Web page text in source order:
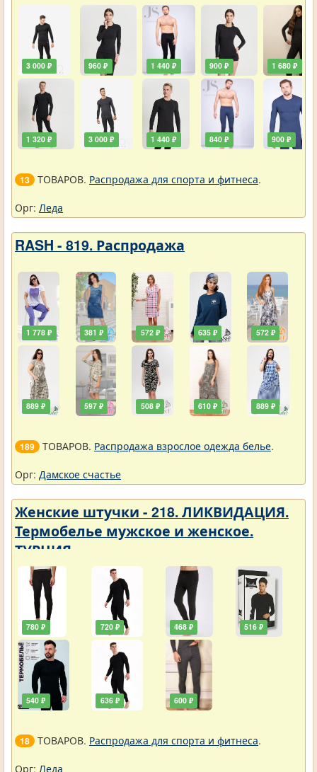
3 000 ₽
1 320 ₽
960 ₽
3 000 ₽
1 440 ₽
1 440 ₽
900 ₽
840 ₽
1 680 ₽
900 ₽
13 ТОВАРОВ. Распродажа для спорта и фитнеса.
Орг: Леда
RASH - 819. Распродажа
1 778 ₽
889 ₽
381 ₽
597 ₽
572 ₽
508 ₽
635 ₽
610 ₽
572 ₽
889 ₽
189 ТОВАРОВ. Распродажа взрослое одежда белье.
Орг: Дамское счастье
Женские штучки - 218. ЛИКВИДАЦИЯ.
Термобелье мужское и женское.
ТУРЦИЯ
780 ₽
540 ₽
720 ₽
636 ₽
468 ₽
600 ₽
516 ₽
18 ТОВАРОВ. Распродажа для спорта и фитнеса.
Орг: Леда